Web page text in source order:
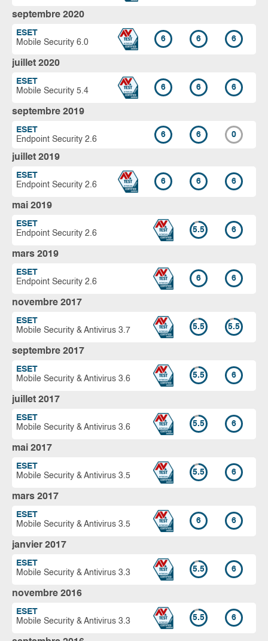
septembre 2020
ESET
Mobile Security 6.0
6 6 6
juillet 2020
ESET
Mobile Security 5.4
6 6 6
septembre 2019
ESET
Endpoint Security 2.6
6 6 0
juillet 2019
ESET
Endpoint Security 2.6
6 6 6
mai 2019
ESET
Endpoint Security 2.6
5.5 6
mars 2019
ESET
Endpoint Security 2.6
6 6
novembre 2017
ESET
Mobile Security & Antivirus 3.7
5.5 5.5
septembre 2017
ESET
Mobile Security & Antivirus 3.6
5.5 6
juillet 2017
ESET
Mobile Security & Antivirus 3.6
5.5 6
mai 2017
ESET
Mobile Security & Antivirus 3.5
5.5 6
mars 2017
ESET
Mobile Security & Antivirus 3.5
6 6
janvier 2017
ESET
Mobile Security & Antivirus 3.3
5.5 6
novembre 2016
ESET
Mobile Security & Antivirus 3.3
5.5 6